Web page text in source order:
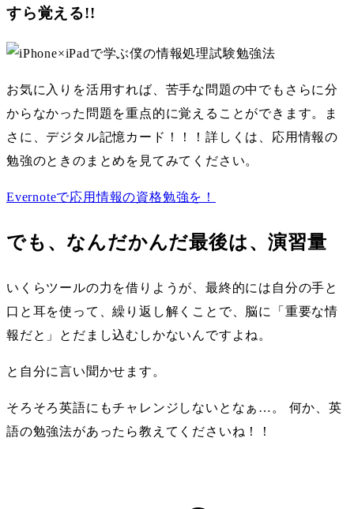
すら覚える!!
お気に入りを活用すれば、苦手な問題の中でもさらに分
からなかった問題を重点的に覚えることができます。ま
さに、デジタル記憶カード！！！詳しくは、応用情報の
勉強のときのまとめを見てみてください。
Evernoteで応用情報の資格勉強を！
でも、なんだかんだ最後は、演習量
いくらツールの力を借りようが、最終的には自分の手と
口と耳を使って、繰り返し解くことで、脳に「重要な情
報だと」とだまし込むしかないんですよね。
と自分に言い聞かせます。
そろそろ英語にもチャレンジしないとなぁ…。 何か、英
語の勉強法があったら教えてくださいね！！